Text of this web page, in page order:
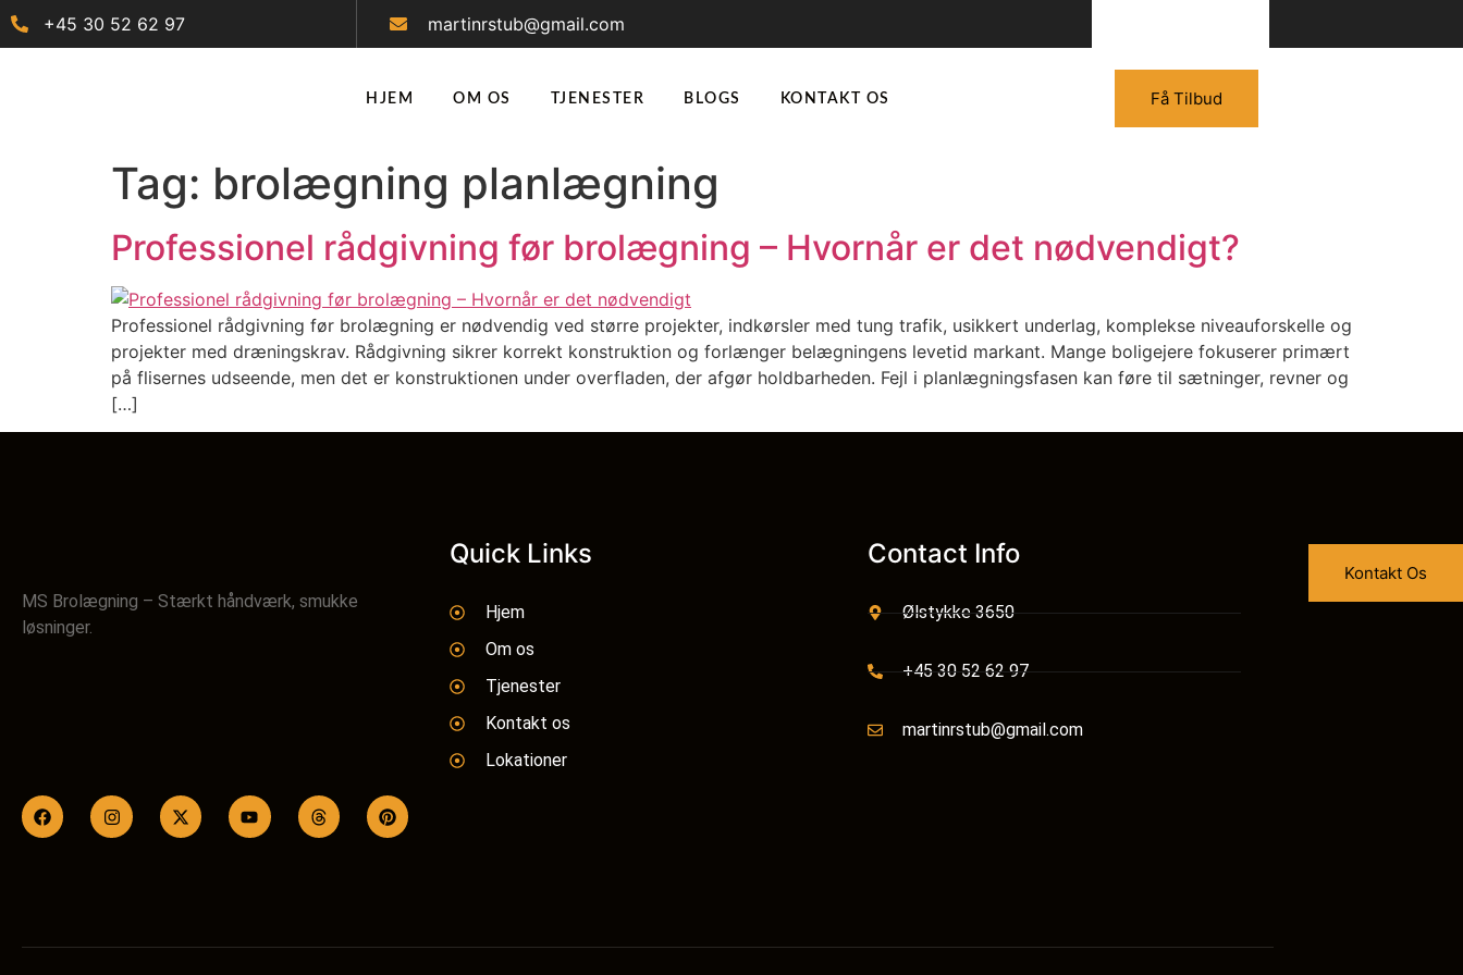
+45 30 52 62 97 martinrstub@gmail.com
HJEM OM OS TJENESTER BLOGS KONTAKT OS Få Tilbud
Kontakt Os
Tag: brolægning planlægning
Professionel rådgivning før brolægning – Hvornår er det nødvendigt?
Professionel rådgivning før brolægning er nødvendig ved større projekter, indkørsler med tung trafik, usikkert underlag, komplekse niveauforskelle og
projekter med dræningskrav. Rådgivning sikrer korrekt konstruktion og forlænger belægningens levetid markant. Mange boligejere fokuserer primært
på flisernes udseende, men det er konstruktionen under overfladen, der afgør holdbarheden. Fejl i planlægningsfasen kan føre til sætninger, revner og
[…]
MS Brolægning – Stærkt håndværk, smukke
løsninger.
Quick Links
Hjem
Om os
Tjenester
Kontakt os
Lokationer
Contact Info
Ølstykke 3650
+45 30 52 62 97
martinrstub@gmail.com